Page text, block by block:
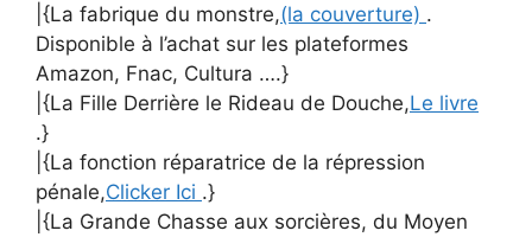
|{La fabrique du monstre,(la couverture) .
Disponible à l’achat sur les plateformes
Amazon, Fnac, Cultura ….}
|{La Fille Derrière le Rideau de Douche,Le livre
.}
|{La fonction réparatrice de la répression
pénale,Clicker Ici .}
|{La Grande Chasse aux sorcières, du Moyen